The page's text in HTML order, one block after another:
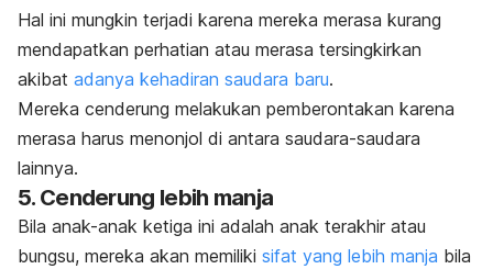
Hal ini mungkin terjadi karena mereka merasa kurang
mendapatkan perhatian atau merasa tersingkirkan
akibat adanya kehadiran saudara baru.
Mereka cenderung melakukan pemberontakan karena
merasa harus menonjol di antara saudara-saudara
lainnya.
5. Cenderung lebih manja
Bila anak-anak ketiga ini adalah anak terakhir atau
bungsu, mereka akan memiliki sifat yang lebih manja bila